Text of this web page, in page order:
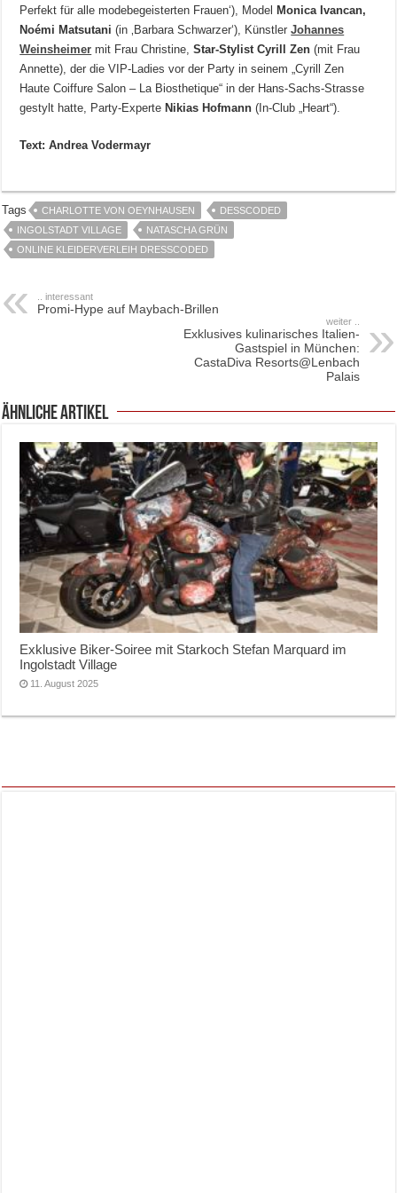
Perfekt für alle modebegeisterten Frauen‘), Model Monica Ivancan,
Noémi Matsutani (in ‚Barbara Schwarzer‘), KünstlerJohannes
Weinsheimer mit Frau Christine,Star-Stylist Cyrill Zen (mit Frau
Annette), der die VIP-Ladies vor der Party in seinem „Cyrill Zen
Haute Coiffure Salon – La Biosthetique“ in der Hans-Sachs-Strasse
gestylt hatte, Party-Experte Nikias Hofmann (In-Club „Heart“).
Text: Andrea Vodermayr
Tags CHARLOTTE VON OEYNHAUSEN
DESSCODED
INGOLSTADT VILLAGE
NATASCHA GRÜN
ONLINE KLEIDERVERLEIH DRESSCODED
.. interessant
Promi-Hype auf Maybach-Brillen
weiter ..
Exklusives kulinarisches Italien-
Gastspiel in München:
CastaDiva Resorts@Lenbach
Palais
ähnliche Artikel
Exklusive Biker-Soiree mit Starkoch Stefan Marquard im
Ingolstadt Village
11. August 2025